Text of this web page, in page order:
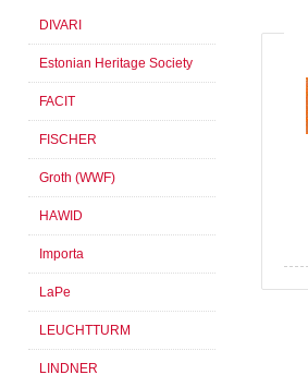
DIVARI
Estonian Heritage Society
FACIT
FISCHER
Groth (WWF)
HAWID
Importa
LaPe
LEUCHTTURM
LINDNER